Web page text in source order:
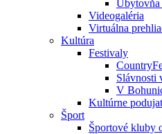
Ubytovňa
Videogaléria
Virtuálna
Kultúra
Festivaly
Slávnosti
V
Kultúrne
Šport
Športové kluby